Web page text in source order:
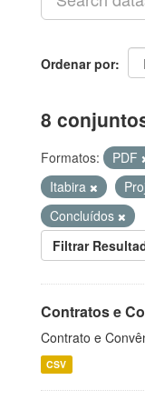
Ordenar por
8
Formatos: PDF
Itabira
Concluídos
Filtrar
Contratos e
Contrato e
CSV